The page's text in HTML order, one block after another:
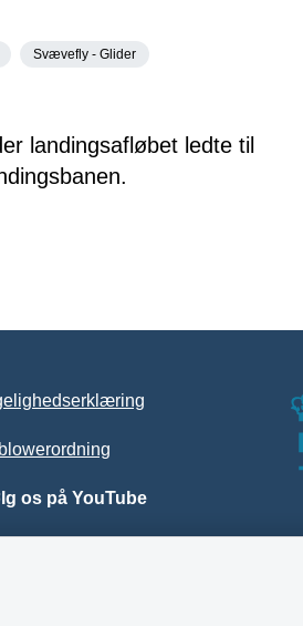
Svævefly - Glider
landingsafløbet ledte til
os på YouTube